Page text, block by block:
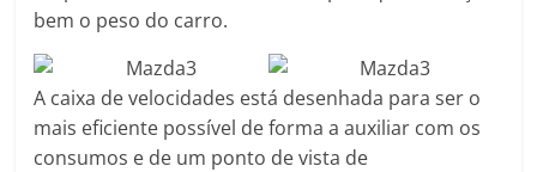
bem o peso do carro.
A caixa de velocidades está desenhada para ser o
mais eficiente possível de forma a auxiliar com os
consumos e de um ponto de vista de